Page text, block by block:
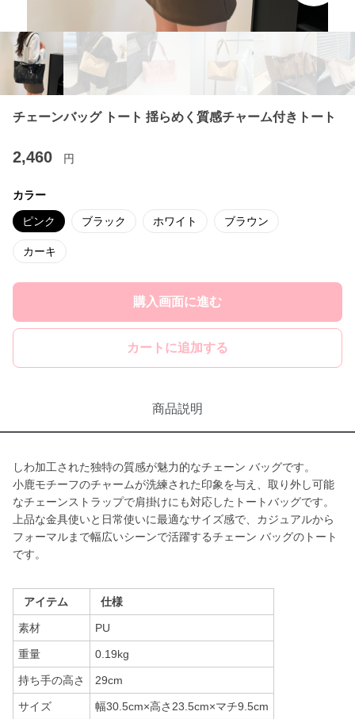
チェーンバッグ トート 揺らめく質感チャーム付きトート
2,460 円
カラー
ピンク ブラック ホワイト ブラウン
カーキ
購入画面に進む
カートに追加する
商品説明
しわ加工された独特の質感が魅力的なチェーン バッグです。
小鹿モチーフのチャームが洗練された印象を与え、取り外し可能
なチェーンストラップで肩掛けにも対応したトートバッグです。
上品な金具使いと日常使いに最適なサイズ感で、カジュアルから
フォーマルまで幅広いシーンで活躍するチェーン バッグのトート
です。
アイテム 仕様
素材 PU
重量 0.19kg
持ち手の高さ 29cm
サイズ 幅30.5cm×高さ23.5cm×マチ9.5cm